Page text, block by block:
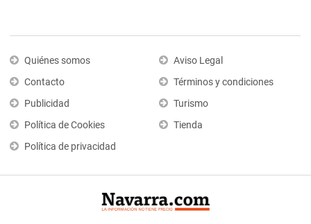
Quiénes somos
Contacto
Publicidad
Política de Cookies
Política de privacidad
Aviso Legal
Términos y condiciones
Turismo
Tienda